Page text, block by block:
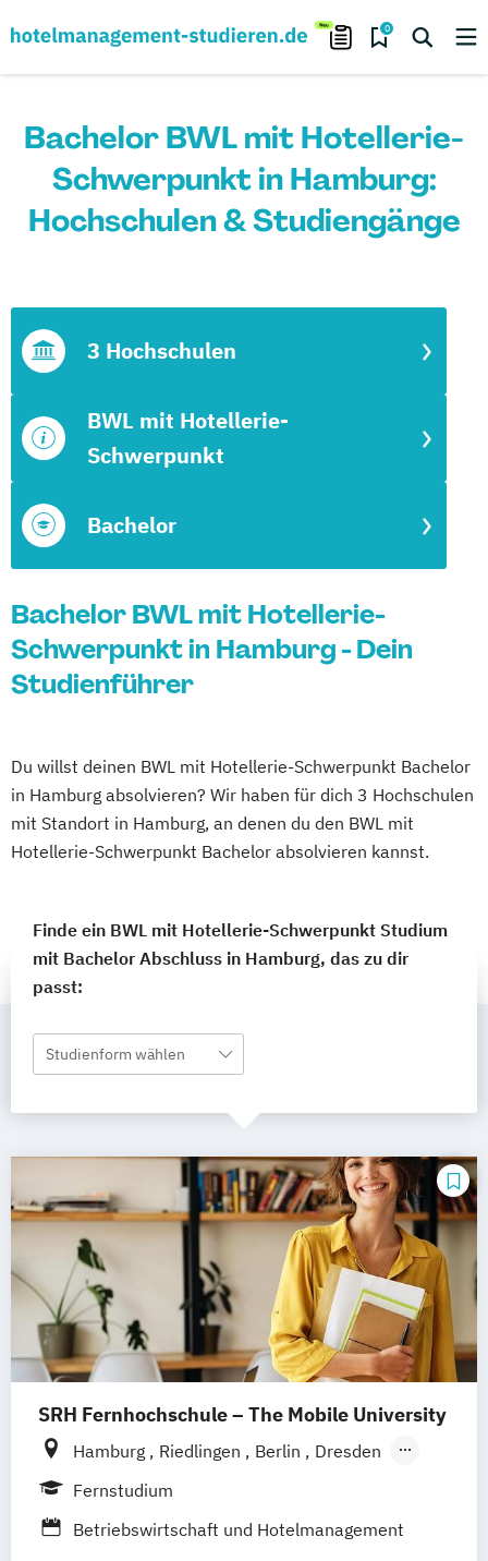
0
Bachelor BWL mit Hotellerie-
Schwerpunkt in Hamburg:
Hochschulen & Studiengänge
Bachelor
BWL mit Hotellerie-
Schwerpunkt
3 Hochschulen
Bachelor BWL mit Hotellerie-
Schwerpunkt in Hamburg - Dein
Studienführer
Du willst deinen BWL mit Hotellerie-Schwerpunkt Bachelor
in Hamburg absolvieren? Wir haben für dich 3 Hochschulen
mit Standort in Hamburg, an denen du den BWL mit
Hotellerie-Schwerpunkt Bachelor absolvieren kannst.
Finde ein BWL mit Hotellerie-Schwerpunkt Studium
mit Bachelor Abschluss in Hamburg, das zu dir
passt:
Studienform wählen
SRH Fernhochschule – The Mobile University
Hamburg Riedlingen Berlin
Dresden
Düsseldorf
Mannheim Wertheim
Wien
Fernstudium
Betriebswirtschaft und Hotelmanagement